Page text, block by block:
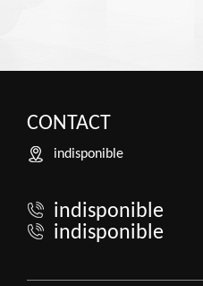
CONTACT
indisponible
indisponible
indisponible